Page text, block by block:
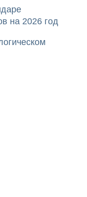
на 2026 год